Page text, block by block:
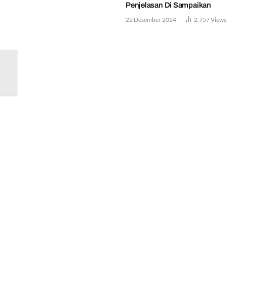
Penjelasan Di Sampaikan
22 Desember 2024 2,757Views